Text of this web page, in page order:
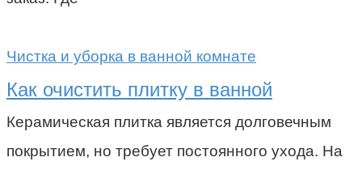
Чистка и уборка в ванной комнате
Как очистить плитку в ванной
Керамическая плитка является долговечным
покрытием, но требует постоянного ухода. На